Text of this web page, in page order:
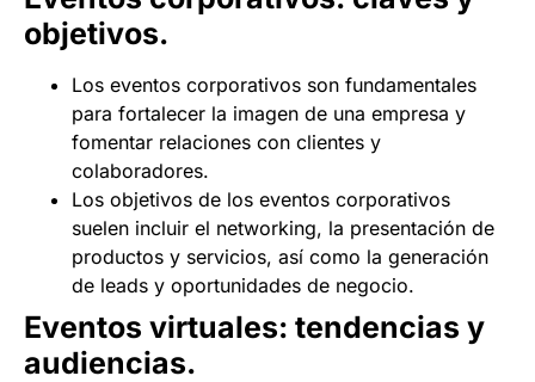
objetivos.
Los eventos corporativos son fundamentales
para fortalecer la imagen de una empresa y
fomentar relaciones con clientes y
colaboradores.
Los objetivos de los eventos corporativos
suelen incluir el networking, la presentación de
productos y servicios, así como la generación
de leads y oportunidades de negocio.
Eventos virtuales: tendencias y
audiencias.